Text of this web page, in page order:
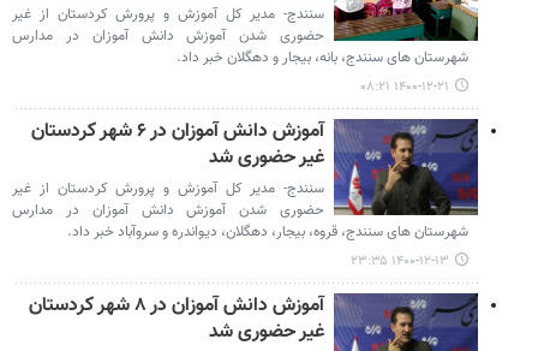
سنندج- مدیر کل آموزش و پرورش کردستان از غیر
حضوری شدن آموزش دانش آموزان در مدارس
شهرستان های سنندج، بانه، بیجار و دهگلان خبر داد.
۱۴۰۰-۱۲-۲۱ ۰۸:۲۱
آموزش دانش آموزان در ۶ شهر کردستان
غیر حضوری شد
سنندج- مدیر کل آموزش و پرورش کردستان از غیر
حضوری شدن آموزش دانش آموزان در مدارس
شهرستان های سنندج، قروه، بیجار، دهگلان، دیواندره و سروآباد خبر داد.
۱۴۰۰-۱۲-۱۳ ۲۳:۳۵
آموزش دانش آموزان در ۸ شهر کردستان
غیر حضوری شد